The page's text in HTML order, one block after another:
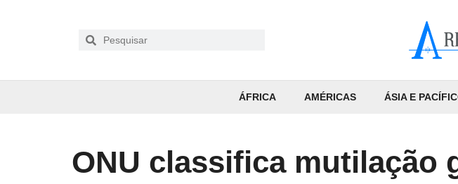
ÁFRICA AMÉRICAS ÁSIA E
ONU classifica mutilação